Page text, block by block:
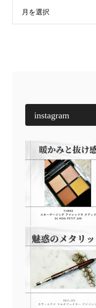
月を選択
instagram